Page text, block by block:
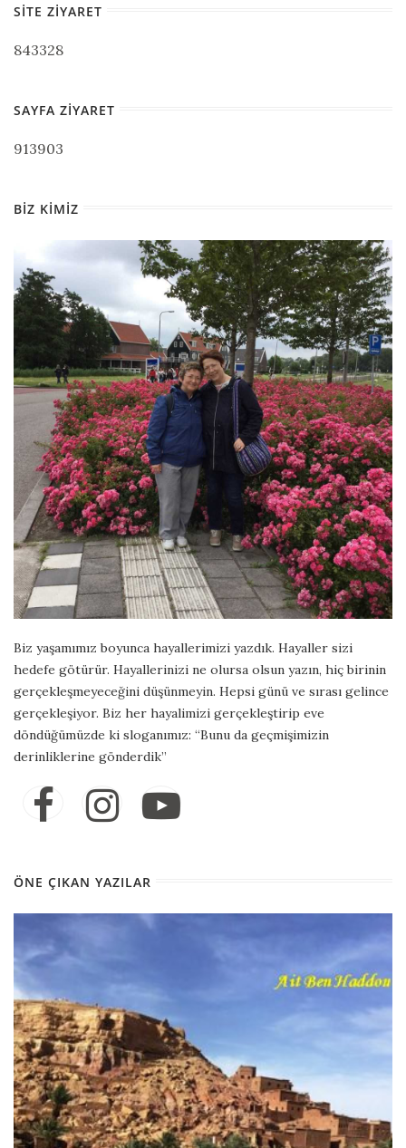
SITE ZIYARET
843328
SAYFA ZIYARET
913903
BIZ KIMIZ
Biz yaşamımız boyunca hayallerimizi yazdık. Hayaller sizi
hedefe götürür. Hayallerinizi ne olursa olsun yazın, hiç birinin
gerçekleşmeyeceğini düşünmeyin. Hepsi günü ve sırası gelince
gerçekleşiyor. Biz her hayalimizi gerçekleştirip eve
döndüğümüzde ki sloganımız: “Bunu da geçmişimizin
derinliklerine gönderdik”
ÖNE ÇIKAN YAZILAR